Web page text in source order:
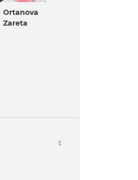
Ortanova
Zareta